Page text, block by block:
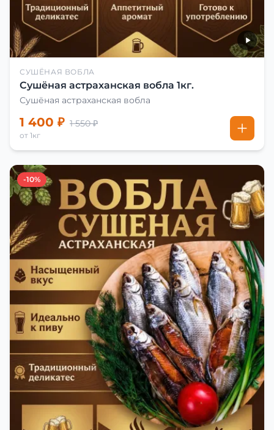
СУШЁНАЯ ВОБЛА
Сушёная астраханская вобла 1кг.
Сушёная астраханская вобла
1 400 ₽ 1 550 ₽
от 1кг
-10%